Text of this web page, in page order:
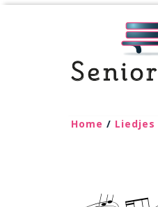
Home / Liedjes